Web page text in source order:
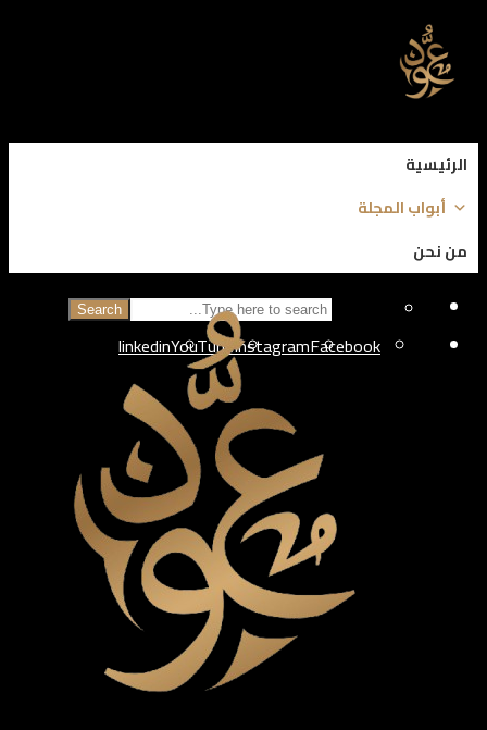
الرئيسية
أبواب المجلة
من نحن
Search
Facebook
Instagram
YouTube
linkedin